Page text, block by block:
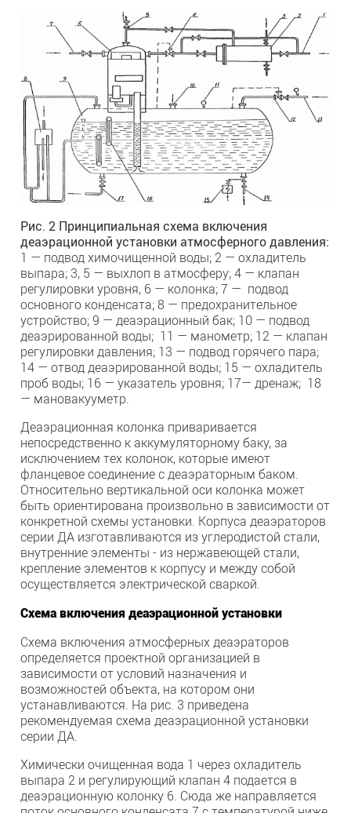
Рис. 2 Принципиальная схема включения
деаэрационной установки атмосферного давления:
1 — подвод химочищенной воды; 2 — охладитель
выпара; 3, 5 — выхлоп в атмосферу; 4 — клапан
pегулировки уровня, 6 — колонка; 7 — подвод
основного конденсата; 8 — предохранительное
устройство; 9 — деаэрационный бак; 10 — подвод
деаэрированной воды; 11 — манометр; 12 — клапан
регулировки давления; 13 — подвод горячего пара;
14 — отвод деаэрированной воды; 15 — охладитель
проб воды; 16 — указатель уровня; 17— дренаж; 18
— мановакууметр.
Деаэрационная колонка приваривается
непосредственно к аккумуляторному баку, за
исключением тех колонок, которые имеют
фланцевое соединение с деаэраторным баком.
Относительно вертикальной оси колонка может
быть ориентирована произвольно в зависимости от
конкретной схемы установки. Корпуса деаэраторов
серии ДА изготавливаются из углеродистой стали,
внутренние элементы - из нержавеющей стали,
крепление элементов к корпусу и между собой
осуществляется электрической сваркой.
Схема включения деаэрационной установки
Схема включения атмосферных деаэраторов
определяется проектной организацией в
зависимости от условий назначения и
возможностей объекта, на котором они
устанавливаются. На рис. 3 приведена
рекомендуемая схема деаэрационной установки
серии ДА.
Химически очищенная вода 1 через охладитель
выпара 2 и регулирующий клапан 4 подается в
деаэрационную колонку 6. Сюда же направляется